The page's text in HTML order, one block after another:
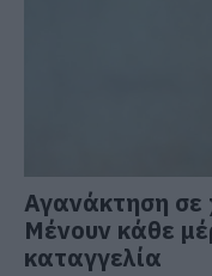
Αγανάκτηση σε
Μένουν κάθε
καταγγελία